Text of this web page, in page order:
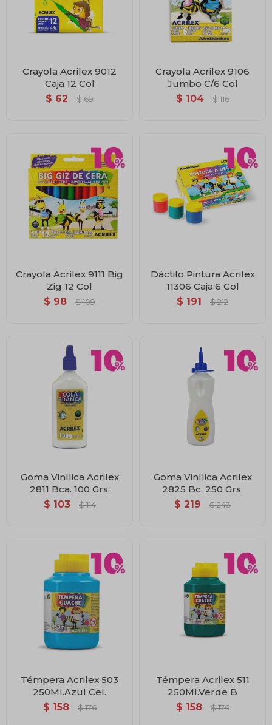
Crayola Acrilex 9012
Caja 12 Col
$ 62 $ 69
Crayola Acrilex 9106
Jumbo C/6 Col
$ 104 $ 116
Crayola Acrilex 9111 Big
Zig 12 Col
$ 98 $ 109
Dáctilo Pintura Acrilex
11306 Caja.6 Col
$ 191 $ 212
Goma Vinílica Acrilex
2811 Bca. 100 Grs.
$ 103 $ 114
Goma Vinílica Acrilex
2825 Bc. 250 Grs.
$ 219 $ 243
Témpera Acrilex 503
250Ml.Azul Cel.
$ 158 $ 176
Témpera Acrilex 511
250Ml.Verde B
$ 158 $ 176